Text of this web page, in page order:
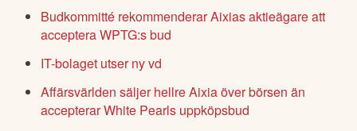
Budkommitté rekommenderar Aixias aktieägare att
acceptera WPTG:s bud
IT-bolaget utser ny vd
Affärsvärlden säljer hellre Aixia över börsen än
accepterar White Pearls uppköpsbud